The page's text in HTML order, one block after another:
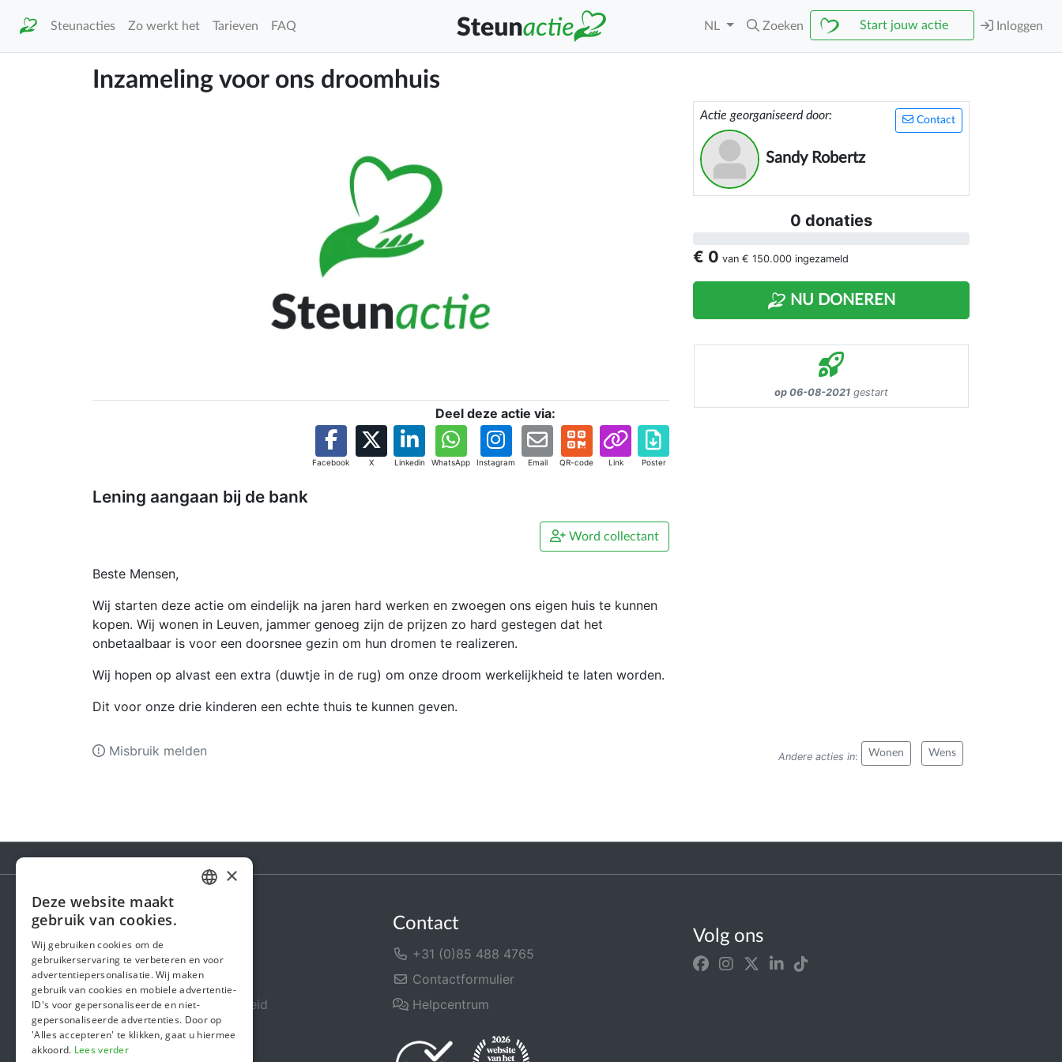
Steunacties Zo werkt het Tarieven FAQ NL Zoeken Start jouw actie Inloggen
Inzameling voor ons droomhuis
Deel deze actie via:
Facebook X Linkedin WhatsApp Instagram Email QR-code Link Poster
Lening aangaan bij de bank
Word collectant
Beste Mensen,
Wij starten deze actie om eindelijk na jaren hard werken en zwoegen ons eigen huis te kunnen
kopen. Wij wonen in Leuven, jammer genoeg zijn de prijzen zo hard gestegen dat het
onbetaalbaar is voor een doorsnee gezin om hun dromen te realizeren.
Wij hopen op alvast een extra (duwtje in de rug) om onze droom werkelijkheid te laten worden.
Dit voor onze drie kinderen een echte thuis te kunnen geven.
Contact
Actie georganiseerd door:
Sandy Robertz
0 donaties
€ 0 van € 150.000 ingezameld
NU DONEREN
op 06-08-2021 gestart
Andere acties in: Wonen Wens
Misbruik melden
Steunactie
Over ons
In de media
Veiligheid & Betrouwbaarheid
Algemene voorwaarden
Privacybeleid
Contact
+31 (0)85 488 4765
Contactformulier
Helpcentrum
Volg ons
ENGLISH
×
Deze website maakt
gebruik van cookies.
Wij gebruiken cookies om de
gebruikerservaring te verbeteren en voor
advertentiepersonalisatie. Wij maken
gebruik van cookies en mobiele advertentie-
ID's voor gepersonaliseerde en niet-
gepersonaliseerde advertenties. Door op
'Alles accepteren' te klikken, gaat u hiermee
akkoord. Lees verder